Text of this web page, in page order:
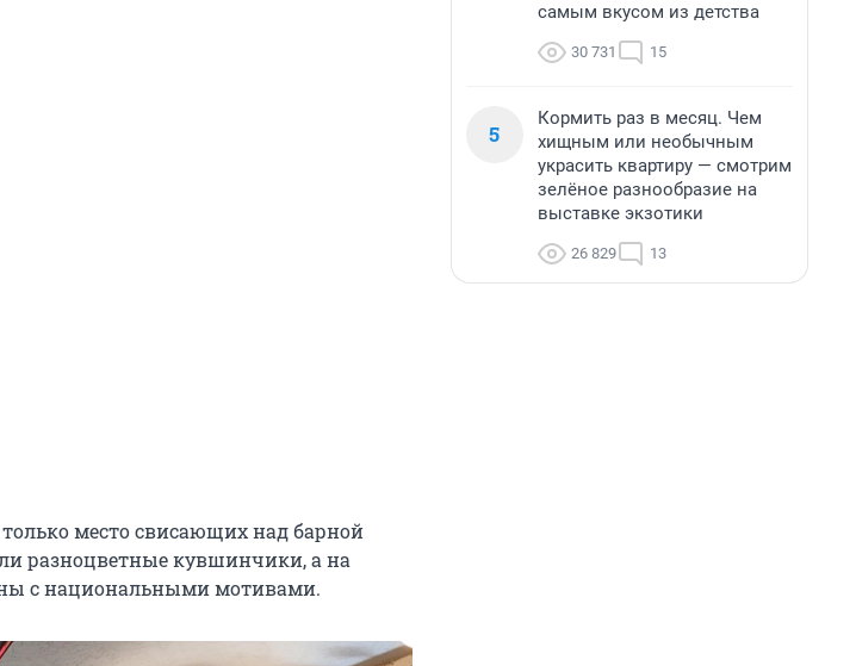
место свисающих над барной
разноцветные кувшинчики, а на
с национальными мотивами.
самым вкусом из детства
30 731 15
5
Кормить раз в месяц. Чем
хищным или необычным
украсить квартиру — смотрим
зелёное разнообразие на
выставке экзотики
26 829 13